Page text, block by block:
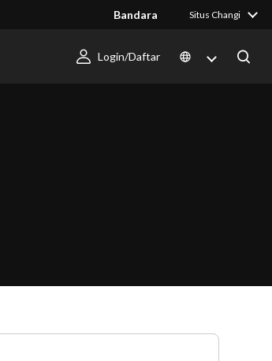
Bandara Situs Changi
Login/Daftar